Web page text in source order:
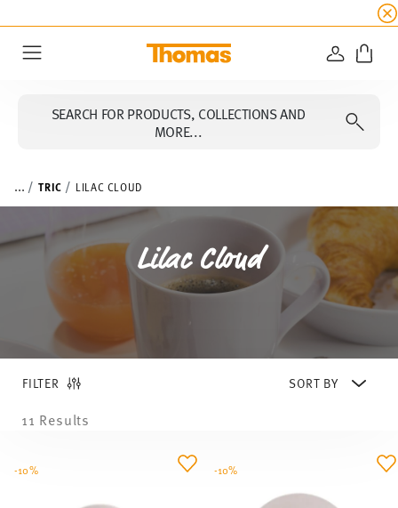
☀️ Up to 45% discount on all
LOGIN
SEARCH FOR PRODUCTS, COLLECTIONS AND
MORE...
... TRIC LILAC CLOUD
Lilac Cloud
FILTER
11 Results
-10% -10%